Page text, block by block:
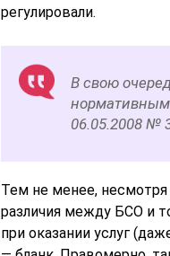
регулировали.
В свою
нормативным
06.05.2008 №
Тем не менее,
различия между БСО и
при оказании услуг